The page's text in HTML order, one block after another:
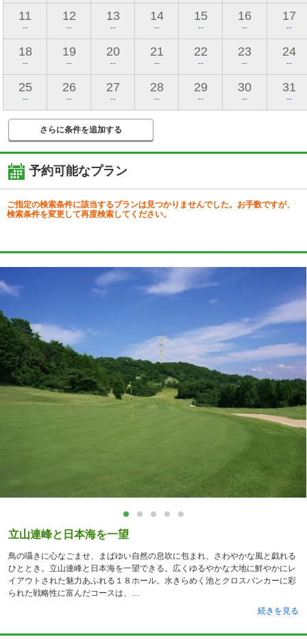
11
--
12
--
13
--
14
--
15
--
16
--
17
--
18
--
19
--
20
--
21
--
22
--
23
--
24
--
25
--
26
--
27
--
28
--
29
--
30
--
31
--
さらに条件を追加する
予約可能なプラン
ご指定の検索条件に該当するプランは見つかりませんでした。お手数ですが、
検索条件を変更して再度検索してください。
立山連峰と日本海を一望
鳥の囁きに心なごませ、まばゆい自然の息吹に包まれ、さわやかな風と戯れる
ひととき。立山連峰と日本海を一望できる。広くゆるやかな大地に鮮やかにレ
イアウトされた魅力あふれる１８ホール。水きらめく池とクロスバンカーに彩
られた戦略性に富んだコースは、
続きを見る